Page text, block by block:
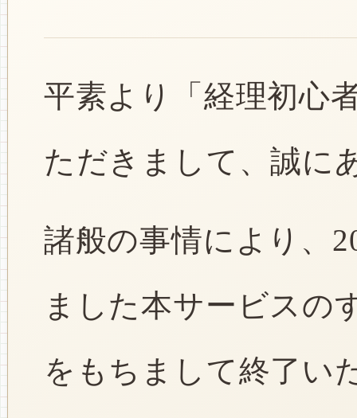
平素より「経理初心
ただきまして、誠に
諸般の事情により、
ました本サービスの
をもちまして終了い